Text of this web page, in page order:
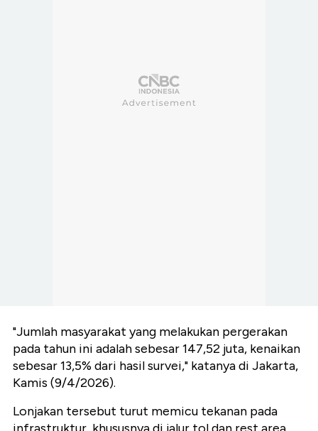
"Jumlah masyarakat yang melakukan pergerakan
pada tahun ini adalah sebesar 147,52 juta, kenaikan
sebesar 13,5% dari hasil survei," katanya di Jakarta,
Kamis (9/4/2026).
Lonjakan tersebut turut memicu tekanan pada